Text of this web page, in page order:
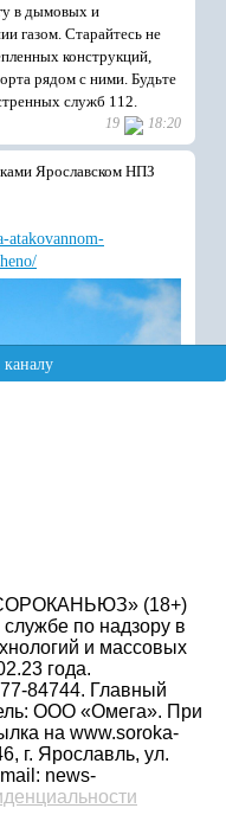
(18+)
по надзору в
и массовых
года.
84744. Главный
ООО «Омега». При
на www.soroka-
г. Ярославль, ул.
news-